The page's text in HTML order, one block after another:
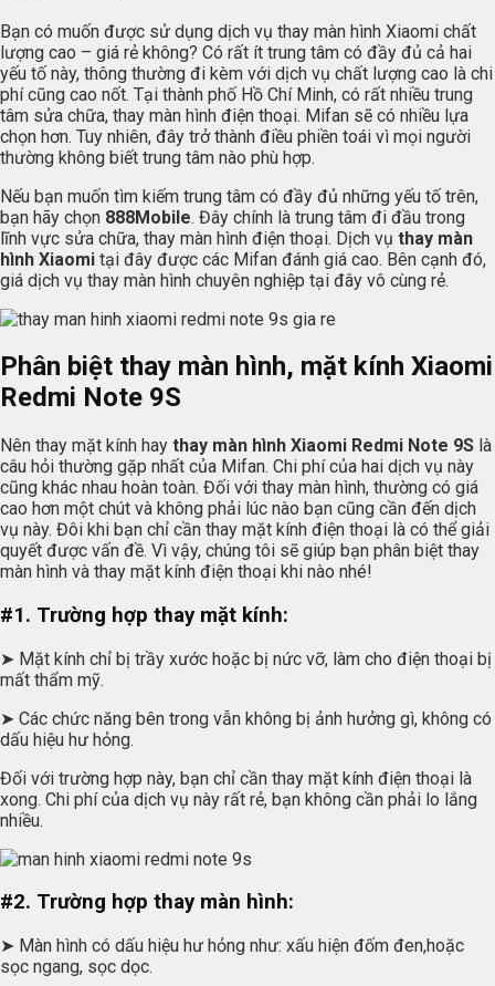
Bạn có muốn được sử dụng dịch vụ thay màn hình Xiaomi chất
lượng cao – giá rẻ không? Có rất ít trung tâm có đầy đủ cả hai
yếu tố này, thông thường đi kèm với dịch vụ chất lượng cao là chi
phí cũng cao nốt. Tại thành phố Hồ Chí Minh, có rất nhiều trung
tâm sửa chữa, thay màn hình điện thoại. Mifan sẽ có nhiều lựa
chọn hơn. Tuy nhiên, đây trở thành điều phiền toái vì mọi người
thường không biết trung tâm nào phù hợp.
Nếu bạn muốn tìm kiếm trung tâm có đầy đủ những yếu tố trên,
bạn hãy chọn 888Mobile. Đây chính là trung tâm đi đầu trong
lĩnh vực sửa chữa, thay màn hình điện thoại. Dịch vụ thay màn
hình Xiaomi tại đây được các Mifan đánh giá cao. Bên cạnh đó,
giá dịch vụ thay màn hình chuyên nghiệp tại đây vô cùng rẻ.
Phân biệt thay màn hình, mặt kính Xiaomi
Redmi Note 9S
Nên thay mặt kính hay thay màn hình Xiaomi Redmi Note 9S là
câu hỏi thường gặp nhất của Mifan. Chi phí của hai dịch vụ này
cũng khác nhau hoàn toàn. Đối với thay màn hình, thường có giá
cao hơn một chút và không phải lúc nào bạn cũng cần đến dịch
vụ này. Đôi khi bạn chỉ cần thay mặt kính điện thoại là có thể giải
quyết được vấn đề. Vì vậy, chúng tôi sẽ giúp bạn phân biệt thay
màn hình và thay mặt kính điện thoại khi nào nhé!
#1. Trường hợp thay mặt kính:
➤ Mặt kính chỉ bị trầy xước hoặc bị nức vỡ, làm cho điện thoại bị
mất thẩm mỹ.
➤ Các chức năng bên trong vẫn không bị ảnh hưởng gì, không có
dấu hiệu hư hỏng.
Đối với trường hợp này, bạn chỉ cần thay mặt kính điện thoại là
xong. Chi phí của dịch vụ này rất rẻ, bạn không cần phải lo lắng
nhiều.
#2. Trường hợp thay màn hình:
➤ Màn hình có dấu hiệu hư hỏng như: xấu hiện đốm đen,hoặc
sọc ngang, sọc dọc.